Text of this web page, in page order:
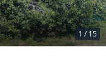
1 / 15